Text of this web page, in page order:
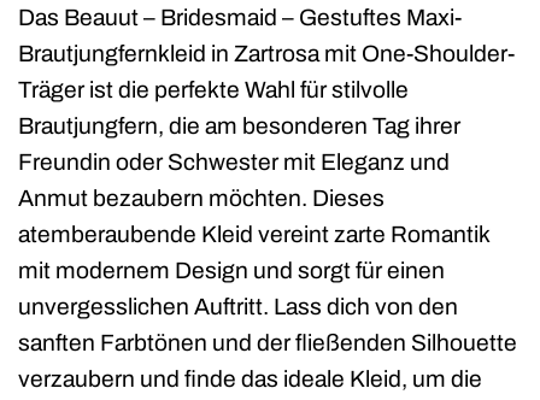
Das Beauut – Bridesmaid – Gestuftes Maxi-
Brautjungfernkleid in Zartrosa mit One-Shoulder-
Träger ist die perfekte Wahl für stilvolle
Brautjungfern, die am besonderen Tag ihrer
Freundin oder Schwester mit Eleganz und
Anmut bezaubern möchten. Dieses
atemberaubende Kleid vereint zarte Romantik
mit modernem Design und sorgt für einen
unvergesslichen Auftritt. Lass dich von den
sanften Farbtönen und der fließenden Silhouette
verzaubern und finde das ideale Kleid, um die